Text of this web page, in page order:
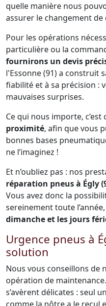
quelle manière nous
assurer le changement de
Pour les opérations
particulière ou la
fournirons un devis
l'Essonne (91) a construit
fiabilité et à sa précision :
mauvaises surprises.
Ce qui nous importe,
proximité, afin que vous
bonnes bases
ne l’imaginez !
Et n’oubliez pas : nos
réparation pneus à Égly
Vous avez donc la
sereinement toute l’année,
dimanche et les jours
Urgence pneus à
solution
Nous vous conseillons de
opération de
s’avèrent délicates : seul